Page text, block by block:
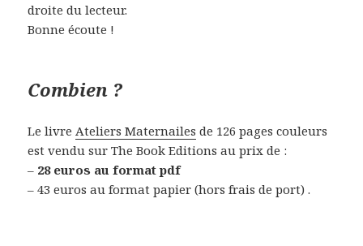
droite du lecteur.
Bonne écoute !
Combien ?
Le livreAteliers Maternailes de 126 pages couleurs
est vendu sur The Book Editions au prix de :
– 28 euros au format pdf
– 43 euros au format papier (hors frais de port) .